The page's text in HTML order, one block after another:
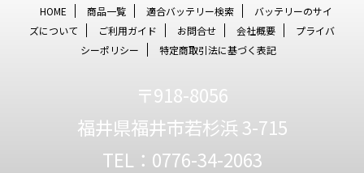
HOME 商品一覧 適合バッテリー検索
バッテリーのサイ
ズについて
ご利用ガイド お問合せ 会社概要
プライバ
シーポリシー
特定商取引法に基づく表記
〒918-8056
福井県福井市若杉浜 3-715
TEL：0776-34-2063